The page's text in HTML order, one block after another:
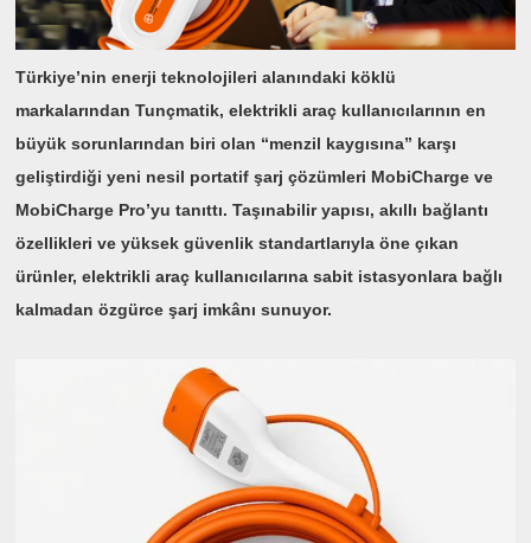
Türkiye’nin enerji teknolojileri alanındaki köklü
markalarından Tunçmatik, elektrikli araç kullanıcılarının en
büyük sorunlarından biri olan “menzil kaygısına” karşı
geliştirdiği yeni nesil portatif şarj çözümleri MobiCharge ve
MobiCharge Pro’yu tanıttı. Taşınabilir yapısı, akıllı bağlantı
özellikleri ve yüksek güvenlik standartlarıyla öne çıkan
ürünler, elektrikli araç kullanıcılarına sabit istasyonlara bağlı
kalmadan özgürce şarj imkânı sunuyor.